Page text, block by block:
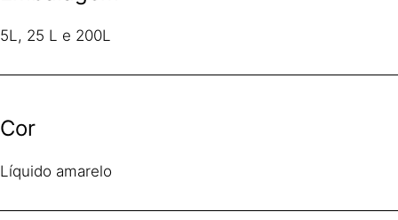
5L, 25 L e 200L
Cor
Líquido amarelo